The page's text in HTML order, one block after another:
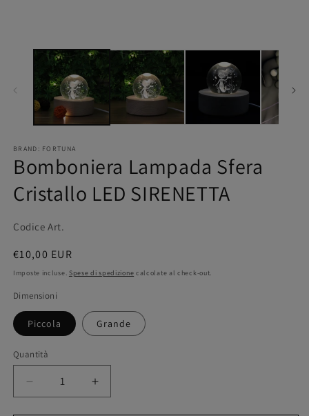
BRAND: FORTUNA
Bomboniera Lampada Sfera
Cristallo LED SIRENETTA
Codice Art.
Prezzo
di
€10,00 EUR
Imposte incluse. Spese di spedizione calcolate al check-out.
Dimensioni
Piccola Grande
Quantità
Quantità
Diminuisci
quantità
Aumenta
quantità